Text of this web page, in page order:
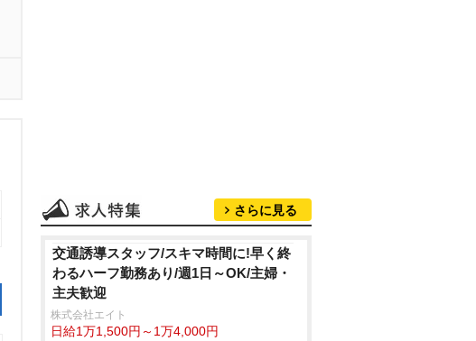
さらに見る
交通誘導スタッフ/スキマ時間に!早く終
わるハーフ勤務あり/週1日～OK/主婦・
主夫歓迎
株式会社エイト
日給1万1,500円～1万4,000円